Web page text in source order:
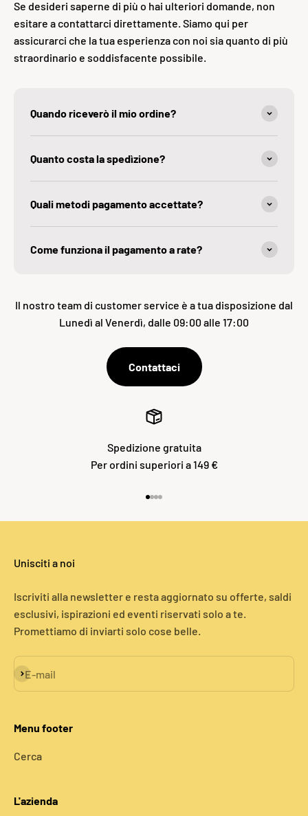
Se desideri saperne di più o hai ulteriori domande, non
esitare a contattarci direttamente. Siamo qui per
assicurarci che la tua esperienza con noi sia quanto di più
straordinario e soddisfacente possibile.
Quando riceverò il mio ordine?
Quanto costa la spedìzione?
Quali metodi pagamento accettate?
Come funziona il pagamento a rate?
Il nostro team di customer service è a tua disposizione dal
Lunedì al Venerdì, dalle 09:00 alle 17:00
Contattaci
Spedizione gratuita
Per ordini superiori a 149 €
Unisciti a noi
Iscriviti alla newsletter e resta aggiornato su offerte, saldi
esclusivi, ispirazioni ed eventi riservati solo a te.
Promettiamo di inviarti solo cose belle.
E-mail
Iscriviti alla newsletter
Menu footer
Cerca
L'azienda